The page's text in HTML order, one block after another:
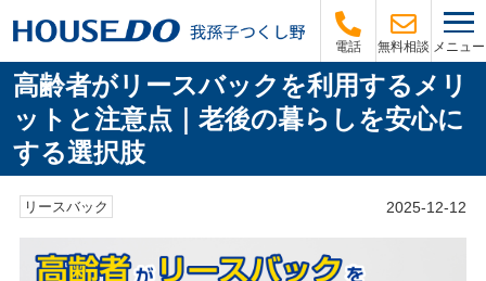
電話 無料相談 メニュー
高齢者がリースバックを利用するメリ
ットと注意点｜老後の暮らしを安心に
する選択肢
リースバック 2025-12-12